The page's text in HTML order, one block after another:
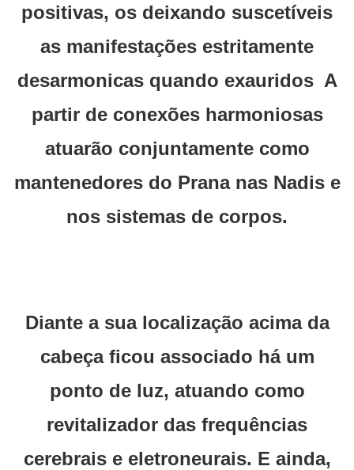
positivas, os deixando suscetíveis
as manifestações estritamente
desarmonicas quando exauridos A
partir de conexões harmoniosas
atuarão conjuntamente como
mantenedores do Prana nas Nadis e
nos sistemas de corpos.
Diante a sua localização acima da
cabeça ficou associado há um
ponto de luz, atuando como
revitalizador das frequências
cerebrais e eletroneurais. E ainda,